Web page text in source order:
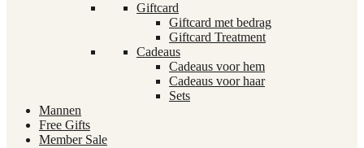
Giftcard
Giftcard met bedrag
Giftcard Treatment
Cadeaus
Cadeaus voor hem
Cadeaus voor haar
Sets
Mannen
Free Gifts
Member Sale